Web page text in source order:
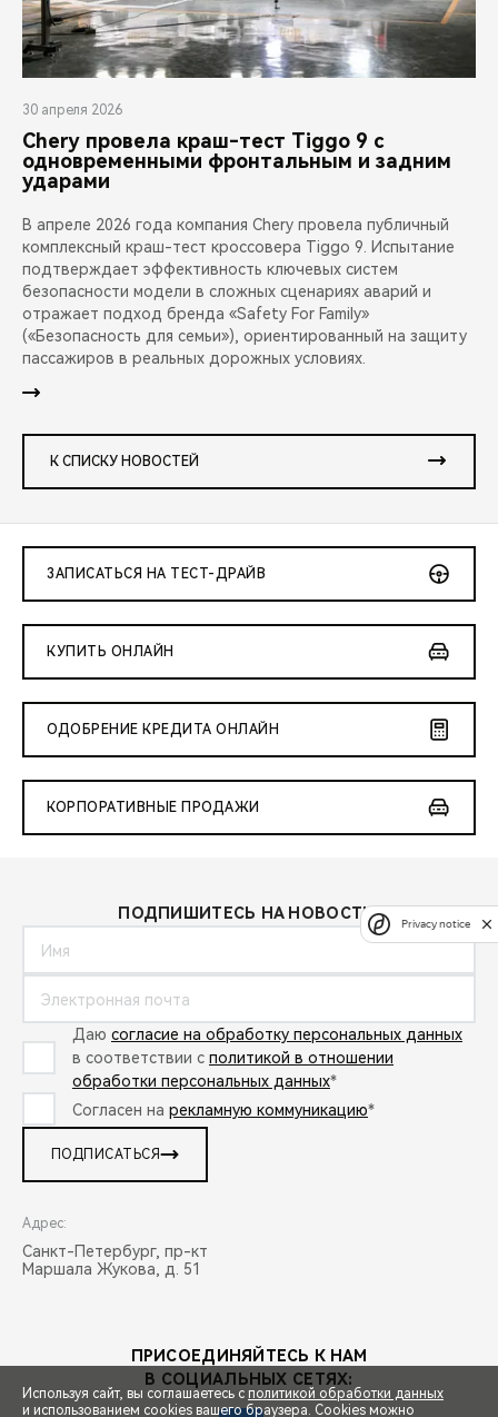
30 апреля 2026
Chery провела краш-тест Tiggo 9 с
одновременными фронтальным и задним
ударами
В апреле 2026 года компания Chery провела публичный
комплексный краш-тест кроссовера Tiggo 9. Испытание
подтверждает эффективность ключевых систем
безопасности модели в сложных сценариях аварий и
отражает подход бренда «Safety For Family»
(«Безопасность для семьи»), ориентированный на защиту
пассажиров в реальных дорожных условиях.
К СПИСКУ НОВОСТЕЙ
ЗАПИСАТЬСЯ НА ТЕСТ-ДРАЙВ
КУПИТЬ ОНЛАЙН
ОДОБРЕНИЕ КРЕДИТА ОНЛАЙН
КОРПОРАТИВНЫЕ ПРОДАЖИ
ПОДПИШИТЕСЬ НА НОВОСТИ:
Даю согласие на обработку персональных данных
в соответствии с политикой в отношении
обработки персональных данных*
Согласен на рекламную коммуникацию*
ПОДПИСАТЬСЯ
Адрес:
Санкт-Петербург, пр-кт
Маршала Жукова, д. 51
ПРИСОЕДИНЯЙТЕСЬ К НАМ
В СОЦИАЛЬНЫХ СЕТЯХ:
Используя сайт, вы соглашаетесь с политикой обработки данных
и использованием cookies вашего браузера. Cookies можно
Privacy notice